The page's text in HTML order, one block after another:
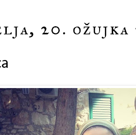
20. ožujka